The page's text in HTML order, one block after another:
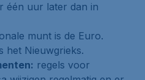
één uur later dan in
munt is de Euro.
het Nieuwgrieks.
regels voor